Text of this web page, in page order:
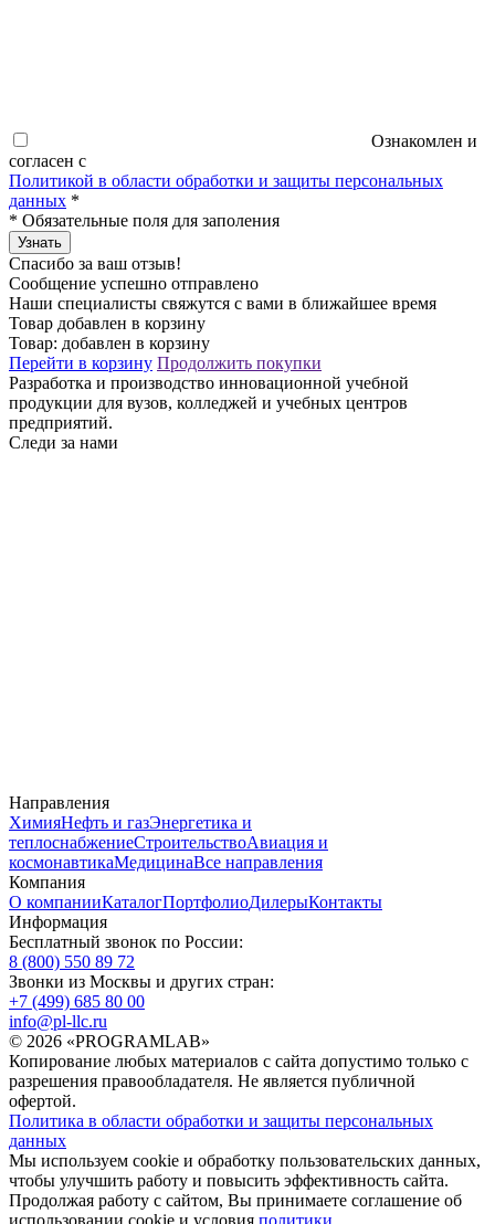
Ознакомлен и
согласен с
Политикой в области обработки и защиты персональных
данных *
* Обязательные поля для заполения
Узнать
Спасибо за ваш отзыв!
Сообщение успешно отправлено
Наши специалисты свяжутся с вами в ближайшее время
Товар добавлен в корзину
Товар: добавлен в корзину
Перейти в корзину Продолжить покупки
Разработка и производство инновационной учебной
продукции для вузов, колледжей и учебных центров
предприятий.
Следи за нами
Направления
ХимияНефть и газЭнергетика и
теплоснабжениеСтроительствоАвиация и
космонавтикаМедицинаВсе направления
Компания
О компанииКаталогПортфолиоДилерыКонтакты
Информация
Бесплатный звонок по России:
8 (800) 550 89 72
Звонки из Москвы и других стран:
+7 (499) 685 80 00
info@pl-llc.ru
© 2026 «PROGRAMLAB»
Копирование любых материалов с сайта допустимо только с
разрешения правообладателя. Не является публичной
офертой.
Политика в области обработки и защиты персональных
данных
Мы используем cookie и обработку пользовательских данных,
чтобы улучшить работу и повысить эффективность сайта.
Продолжая работу с сайтом, Вы принимаете соглашение об
использовании cookie и условия политики